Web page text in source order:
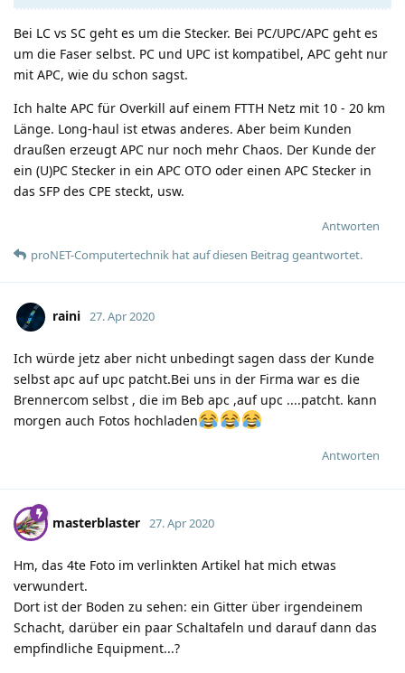
Bei LC vs SC geht es um die Stecker. Bei PC/UPC/APC geht es
um die Faser selbst. PC und UPC ist kompatibel, APC geht nur
mit APC, wie du schon sagst.
Ich halte APC für Overkill auf einem FTTH Netz mit 10 - 20 km
Länge. Long-haul ist etwas anderes. Aber beim Kunden
draußen erzeugt APC nur noch mehr Chaos. Der Kunde der
ein (U)PC Stecker in ein APC OTO oder einen APC Stecker in
das SFP des CPE steckt, usw.
Antworten
proNET-Computertechnik hatauf diesen Beitrag geantwortet.
raini 27. Apr 2020
Ich würde jetz aber nicht unbedingt sagen dass der Kunde
selbst apc auf upc patcht.Bei uns in der Firma war es die
Brennercom selbst , die im Beb apc ,auf upc ....patcht. kann
morgen auch Fotos hochladen
Antworten
masterblaster 27. Apr 2020
Hm, das 4te Foto im verlinkten Artikel hat mich etwas
verwundert.
Dort ist der Boden zu sehen: ein Gitter über irgendeinem
Schacht, darüber ein paar Schaltafeln und darauf dann das
empfindliche Equipment...?